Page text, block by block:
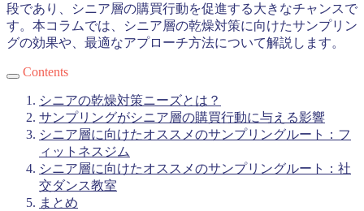
段であり、シニア層の購買行動を促進する大きなチャンスで
す。本コラムでは、シニア層の乾燥対策に向けたサンプリン
グの効果や、最適なアプローチ方法について解説します。
Contents
シニアの乾燥対策ニーズとは？
サンプリングがシニア層の購買行動に与える影響
シニア層に向けたオススメのサンプリングルート：フ
ィットネスジム
シニア層に向けたオススメのサンプリングルート：社
交ダンス教室
まとめ